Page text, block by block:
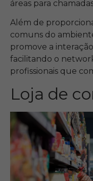
áreas para
Além de
comuns do
promove a
facilitando o
profissionais que
Loja de